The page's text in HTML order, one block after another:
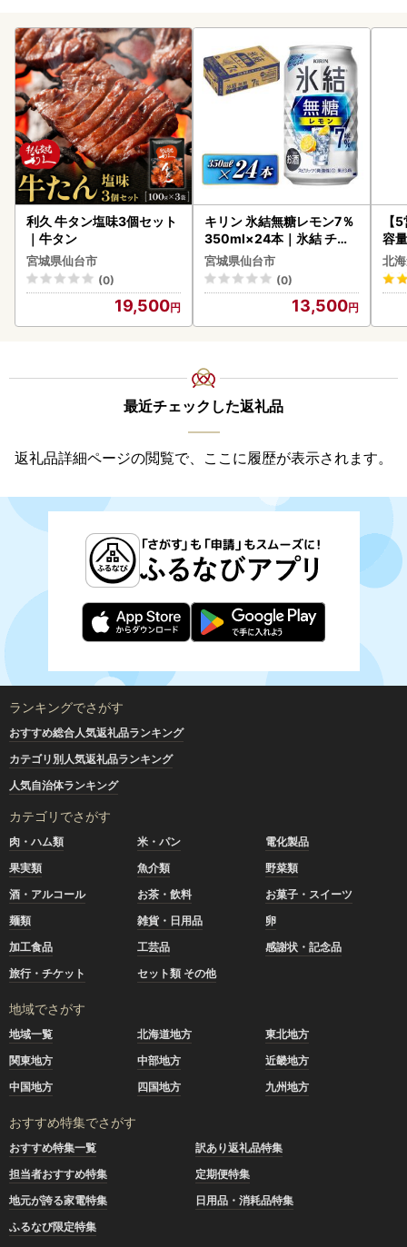
利久 牛タン塩味3個セット
｜牛タン
宮城県仙台市
(0)
19,500
キリン 氷結無糖レモン7％
350ml×24本｜氷結 チュ
ーハイ 仙台市
宮城県仙台市
(0)
13,500
【
容
あ
ー
058
北
最近チェックした返礼品
返礼品詳細ページの閲覧で、ここに履歴が表示されます。
ランキングでさがす
おすすめ総合人気返礼品ランキング
カテゴリ別人気返礼品ランキング
人気自治体ランキング
カテゴリでさがす
肉・ハム類 米・パン
電化製品
果実類
魚介類
野菜類
酒・アルコール
お茶・飲料
お菓子・スイーツ
麺類
雑貨・日用品
卵
加工食品
工芸品
感謝状・記念品
旅行・チケット
セット類 その他
地域でさがす
地域一覧 北海道地方
東北地方
関東地方
中部地方
近畿地方
中国地方
四国地方 九州地方
おすすめ特集でさがす
おすすめ特集一覧
訳あり返礼品特集
担当者おすすめ特集
定期便特集
地元が誇る家電特集
日用品・消耗品特集
ふるなび限定特集